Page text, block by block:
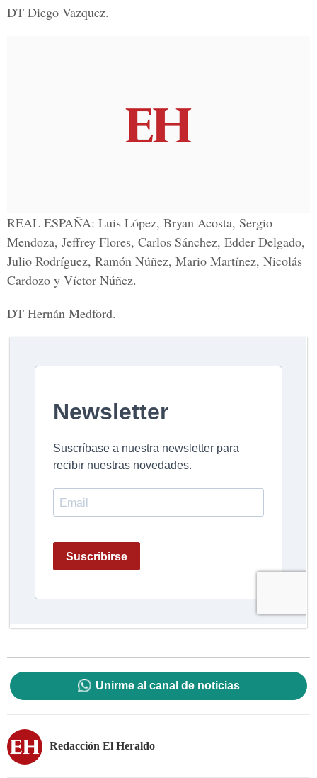
DT Diego Vazquez.
REAL ESPAÑA: Luis López, Bryan Acosta, Sergio
Mendoza, Jeffrey Flores, Carlos Sánchez, Edder Delgado,
Julio Rodríguez, Ramón Núñez, Mario Martínez, Nicolás
Cardozo y Víctor Núñez.
DT Hernán Medford.
Unirme al canal de noticias
Redacción El Heraldo